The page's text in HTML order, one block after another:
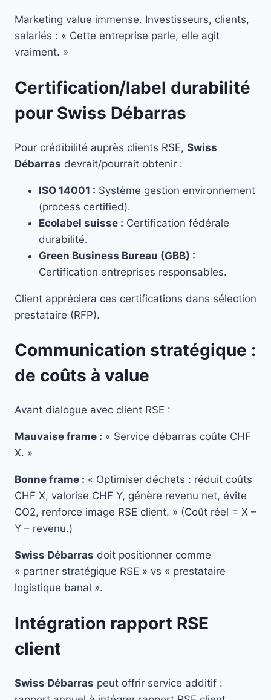
Marketing value immense. Investisseurs, clients,
salariés : « Cette entreprise parle, elle agit
vraiment. »
Certification/label durabilité
pour Swiss Débarras
Pour crédibilité auprès clients RSE, Swiss
Débarras devrait/pourrait obtenir :
ISO 14001 : Système gestion environnement
(process certified).
Ecolabel suisse : Certification fédérale
durabilité.
Green Business Bureau (GBB) :
Certification entreprises responsables.
Client appréciera ces certifications dans sélection
prestataire (RFP).
Communication stratégique :
de coûts à value
Avant dialogue avec client RSE :
Mauvaise frame : « Service débarras coûte CHF
X. »
Bonne frame : « Optimiser déchets : réduit coûts
CHF X, valorise CHF Y, génère revenu net, évite
CO2, renforce image RSE client. » (Coût réel = X –
Y – revenu.)
Swiss Débarras doit positionner comme
« partner stratégique RSE » vs « prestataire
logistique banal ».
Intégration rapport RSE
client
Swiss Débarras peut offrir service additif :